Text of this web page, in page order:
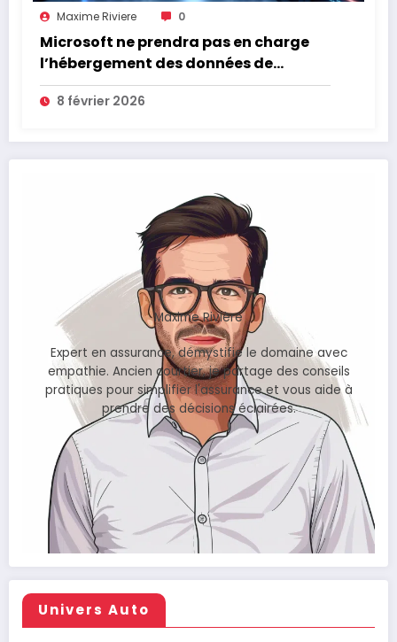
Maxime Riviere 0
Microsoft ne prendra pas en charge
l’hébergement des données de
l’Assurance Maladie
8 février 2026
Maxime Rivière
Expert en assurance, démystifie le domaine avec
empathie. Ancien courtier, je partage des conseils
pratiques pour simplifier l'assurance et vous aide à
prendre des décisions éclairées.
Univers Auto